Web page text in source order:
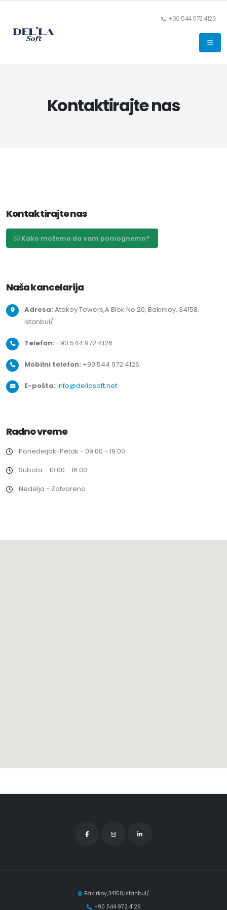
+90 544 972 4126
Kontaktirajte nas
Kontaktirajte nas
Kako možemo da vam pomognemo?
Naša kancelarija
Adresa: Atakoy Towers,A Blok No:20, Bakırkoy, 34158,
Istanbul/
Telefon: +90 544 972 4126
Mobilni telefon: +90 544 972 4126
E-pošta: info@dellasoft.net
Radno vreme
Ponedeljak-Petak - 09:00 - 19:00
Subota - 10:00 - 16:00
Nedelja - Zatvoreno
Bakırkoy,34158,Istanbul/
+90 544 972 4126